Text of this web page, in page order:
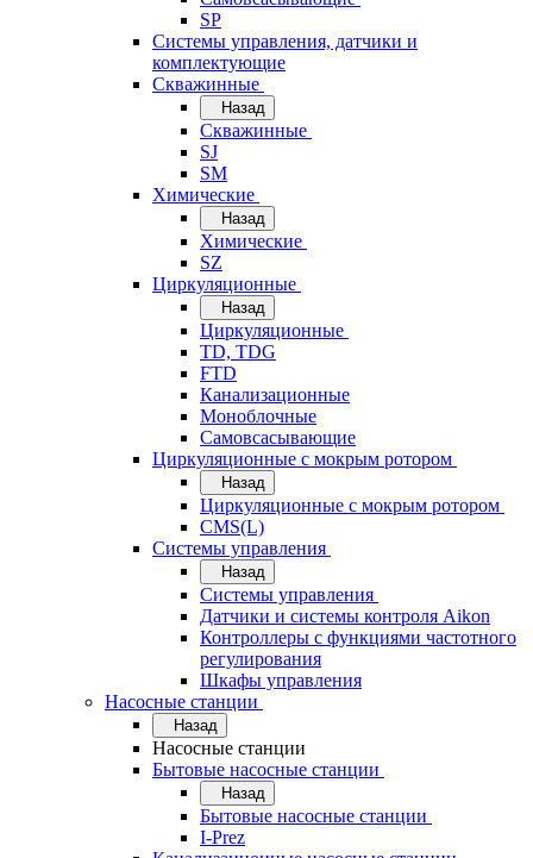
SP
Системы управления, датчики и
комплектующие
Скважинные
Назад
Скважинные
SJ
SM
Химические
Назад
Химические
SZ
Циркуляционные
Назад
Циркуляционные
TD, TDG
FTD
Канализационные
Моноблочные
Самовсасывающие
Циркуляционные с мокрым ротором
Назад
Циркуляционные с мокрым ротором
CMS(L)
Системы управления
Назад
Системы управления
Датчики и системы контроля Aikon
Контроллеры с функциями частотного
регулирования
Шкафы управления
Насосные станции
Назад
Насосные станции
Бытовые насосные станции
Назад
Бытовые насосные станции
I-Prez